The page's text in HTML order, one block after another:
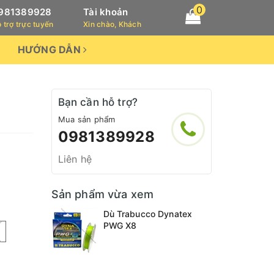
trợ trực tuyến
Tài khoản
Xin chào, Khách
0
HƯỚNG DẪN
Bạn cần hỗ trợ?
Mua sản phẩm
0981389928
Liên hệ
Sản phẩm vừa xem
Dù Trabucco Dynatex
PWG X8